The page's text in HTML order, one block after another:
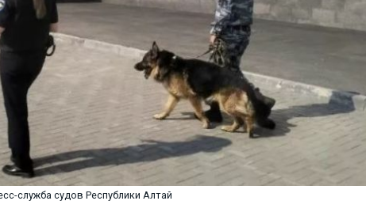
служба судов Республики Алтай